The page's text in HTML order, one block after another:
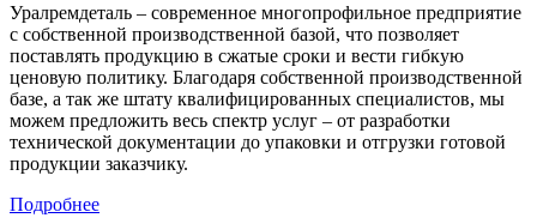
Уралремдеталь – современное многопрофильное предприятие
с собственной производственной базой, что позволяет
поставлять продукцию в сжатые сроки и вести гибкую
ценовую политику. Благодаря собственной производственной
базе, а так же штату квалифицированных специалистов, мы
можем предложить весь спектр услуг – от разработки
технической документации до упаковки и отгрузки готовой
продукции заказчику.
Подробнее